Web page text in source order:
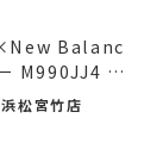
Balanc
M990JJ4 2
松宮竹店